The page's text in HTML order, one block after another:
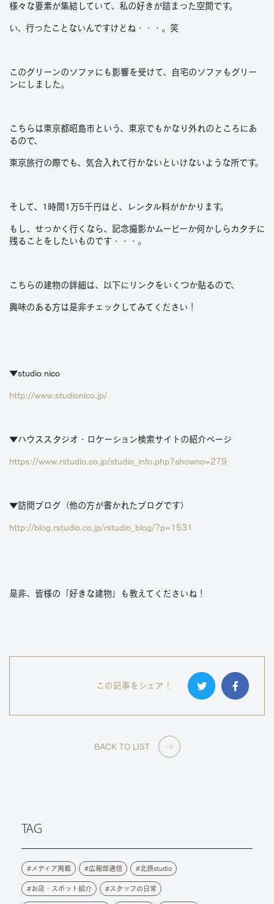
様々な要素が集結していて、私の好きが詰まった空間です。
い、行ったことないんですけどね・・・。笑
このグリーンのソファにも影響を受けて、自宅のソファもグリー
ンにしました。
こちらは東京都昭島市という、東京でもかなり外れのところにあ
るので、
東京旅行の際でも、気合入れて行かないといけないような所です。
そして、1時間1万5千円ほど、レンタル料がかかります。
もし、せっかく行くなら、記念撮影かムービーか何かしらカタチに
残ることをしたいものです・・・。
こちらの建物の詳細は、以下にリンクをいくつか貼るので、
興味のある方は是非チェックしてみてください！
▼studio nico
http://www.studionico.jp/
▼ハウススタジオ・ロケーション検索サイトの紹介ページ
https://www.rstudio.co.jp/studio_info.php?showno=279
▼訪問ブログ（他の方が書かれたブログです）
http://blog.rstudio.co.jp/rstudio_blog/?p=1531
是非、皆様の「好きな建物」も教えてくださいね！
この記事をシェア！
BACK TO LIST
TAG
メディア掲載 広報部通信 北摂studio
お店・スポット紹介 スタッフの日常